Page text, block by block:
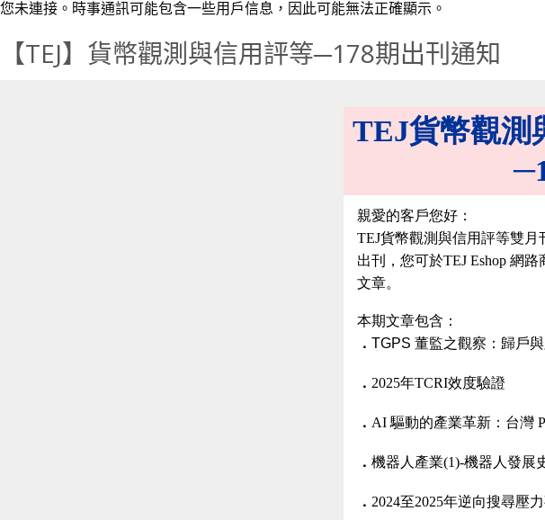
您未連接。時事通訊可能包含一些用戶信息，因此可能無法正確顯示。
【TEJ】貨幣觀測與信用評等─178期出刊通知